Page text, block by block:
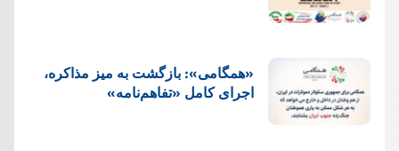
«همگامی»: بازگشت به میز مذاکره،
اجرای کامل «تفاهم‌نامه»